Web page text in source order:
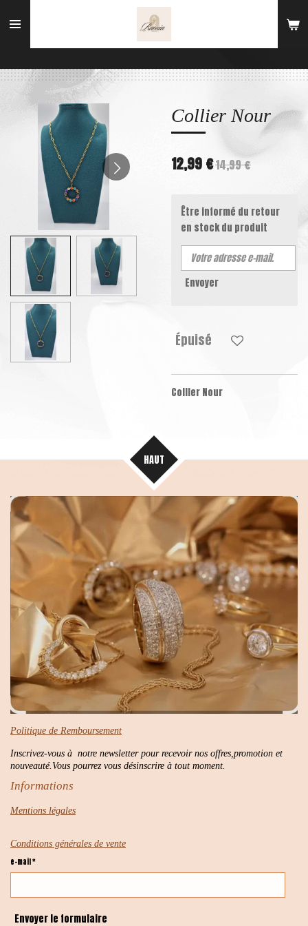
au
Collier Nour
12,99 €14,99 €
Être informé du retour
en stock du produit
Envoyer
Épuisé
Collier Nour
HAUT
Politique de Remboursement
Inscrivez-vous à notre newsletter pour recevoir nos offres,promotion et
nouveauté.Vous pourrez vous désinscrire à tout moment.
Informations
Mentions légales
Conditions générales de vente
e-mail *
Envoyer le formulaire